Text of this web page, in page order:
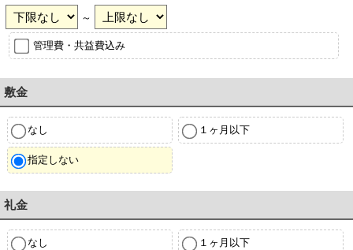
～
管理費・共益費込み
敷金
なし １ヶ月以下
指定しない
礼金
なし １ヶ月以下